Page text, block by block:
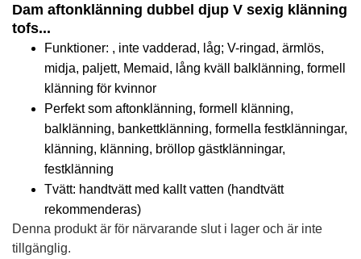
Dam aftonklänning dubbel djup V sexig klänning
tofs...
Funktioner: , inte vadderad, låg; V-ringad, ärmlös,
midja, paljett, Memaid, lång kväll balklänning, formell
klänning för kvinnor
Perfekt som aftonklänning, formell klänning,
balklänning, bankettklänning, formella festklänningar,
klänning, klänning, bröllop gästklänningar,
festklänning
Tvätt: handtvätt med kallt vatten (handtvätt
rekommenderas)
Denna produkt är för närvarande slut i lager och är inte
tillgänglig.